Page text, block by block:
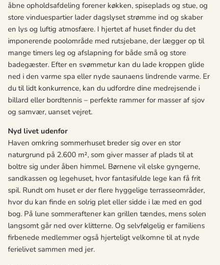
åbne opholdsafdeling forener køkken, spiseplads og stue, og
store vinduespartier lader dagslyset strømme ind og skaber
en lys og luftig atmosfære. I hjertet af huset finder du det
imponerende poolområde med rutsjebane, der lægger op til
mange timers leg og afslapning for både små og store
badegæster. Efter en svømmetur kan du lade kroppen glide
ned i den varme spa eller nyde saunaens lindrende varme. Er
du til lidt konkurrence, kan du udfordre dine medrejsende i
billard eller bordtennis – perfekte rammer for masser af sjov
og samvær, uanset vejret.
Nyd livet udenfor
Haven omkring sommerhuset breder sig over en stor
naturgrund på 2.600 m², som giver masser af plads til at
boltre sig under åben himmel. Børnene vil elske gyngerne,
sandkassen og legehuset, hvor fantasifulde lege kan få frit
spil. Rundt om huset er der flere hyggelige terrasseområder,
hvor du kan finde en solrig plet eller sidde i læ med en god
bog. På lune sommeraftener kan grillen tændes, mens solen
langsomt går ned over klitterne. Og selvfølgelig er familiens
firbenede medlemmer også hjerteligt velkomne til at nyde
ferielivet sammen med jer.